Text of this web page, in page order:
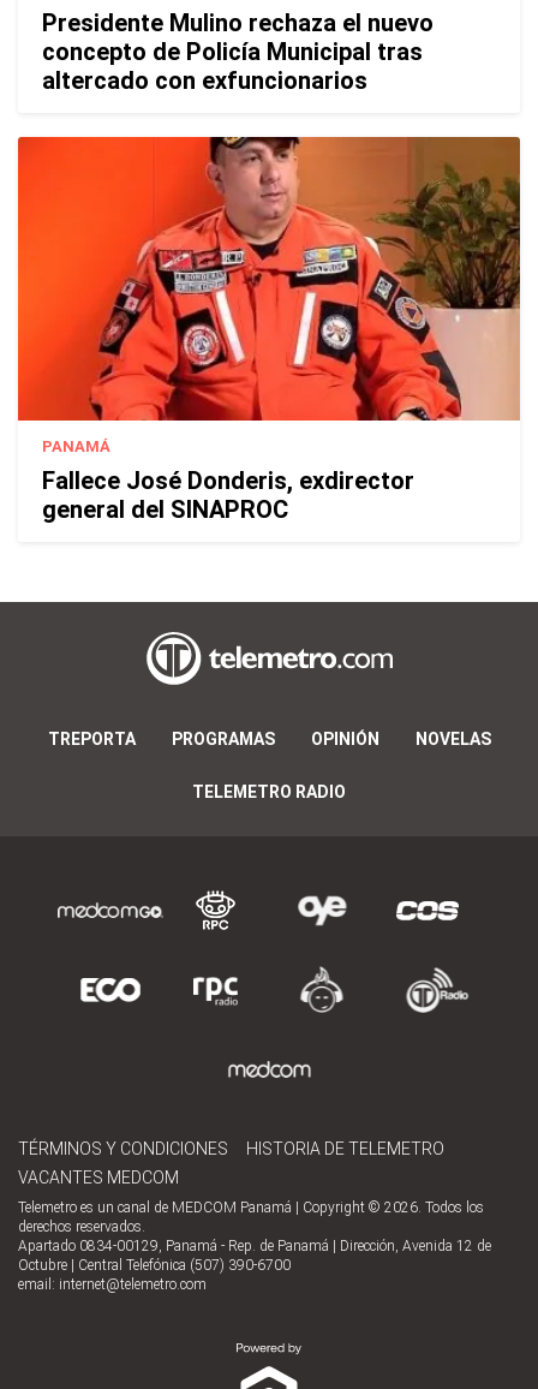
Presidente Mulino rechaza el nuevo
concepto de Policía Municipal tras
altercado con exfuncionarios
PANAMÁ
Fallece José Donderis, exdirector
general del SINAPROC
TREPORTA PROGRAMAS OPINIÓN NOVELAS
TELEMETRO RADIO
TÉRMINOS Y CONDICIONES
HISTORIA DE TELEMETRO
VACANTES MEDCOM
Telemetro es un canal de MEDCOM Panamá | Copyright © 2026. Todos los
derechos reservados.
Apartado 0834-00129, Panamá - Rep. de Panamá | Dirección, Avenida 12 de
Octubre | Central Telefónica (507) 390-6700
email: internet@telemetro.com